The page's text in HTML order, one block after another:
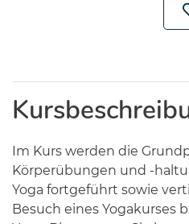
Im Kurs werden die
Körperübungen und -
Yoga fortgeführt sowie
Besuch eines Yogakurses